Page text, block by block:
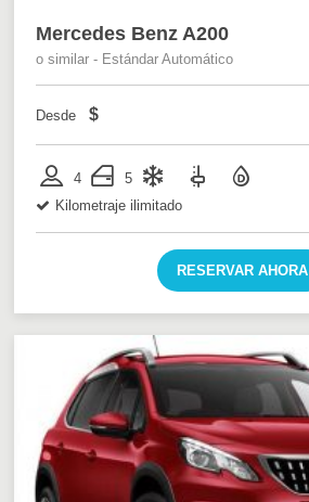
Mercedes Benz A200
o similar - Estándar Automático
Desde $
4
5
Kilometraje ilimitado
RESERVAR AHORA